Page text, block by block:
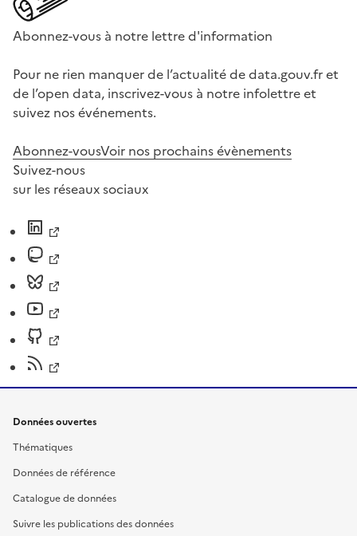
Abonnez-vous à notre lettre d'information
Pour ne rien manquer de l’actualité de data.gouv.fr et
de l’open data, inscrivez-vous à notre infolettre et
suivez nos événements.
Abonnez-vousVoir nos prochains évènements
Suivez-nous
sur les réseaux sociaux
Données ouvertes
Thématiques
Données de référence
Catalogue de données
Suivre les publications des données